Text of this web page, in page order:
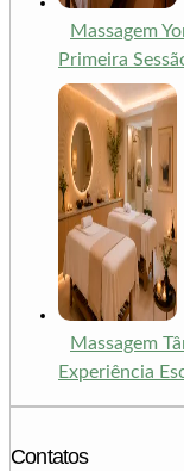
Massagem
Primeira
Massagem
Experiência
Contatos